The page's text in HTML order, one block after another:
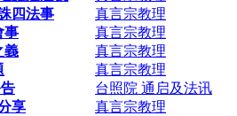
四法事
真言宗教理
事
真言宗教理
義
真言宗教理
真言宗教理
台照院 通启及法讯
享
真言宗教理